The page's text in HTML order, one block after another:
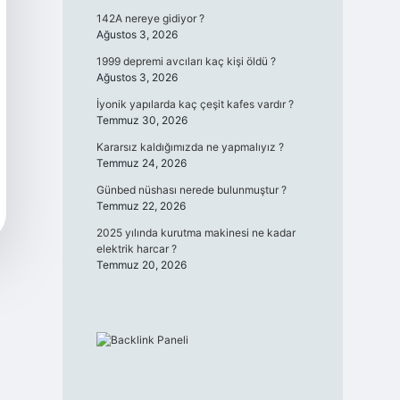
142A nereye gidiyor ?
Ağustos 3, 2026
1999 depremi avcıları kaç kişi öldü ?
Ağustos 3, 2026
İyonik yapılarda kaç çeşit kafes vardır ?
Temmuz 30, 2026
Kararsız kaldığımızda ne yapmalıyız ?
Temmuz 24, 2026
Günbed nüshası nerede bulunmuştur ?
Temmuz 22, 2026
2025 yılında kurutma makinesi ne kadar
elektrik harcar ?
Temmuz 20, 2026